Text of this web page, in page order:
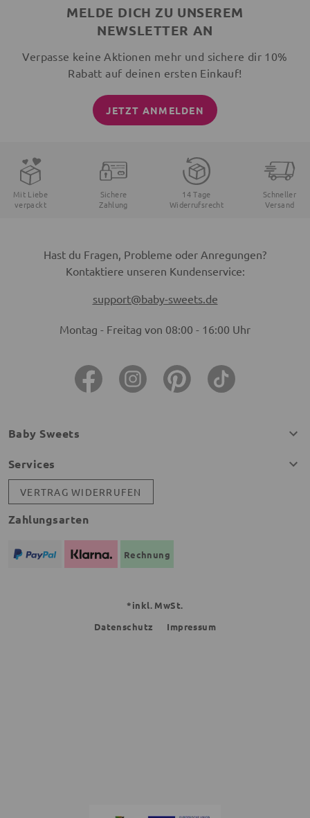
MELDE DICH ZU UNSEREM
NEWSLETTER AN
Verpasse keine Aktionen mehr und sichere dir 10%
Rabatt auf deinen ersten Einkauf!
JETZT ANMELDEN
Mit Liebe
verpackt
Sichere
Zahlung
14 Tage
Widerrufsrecht
Schneller
Versand
Hast du Fragen, Probleme oder Anregungen?
Kontaktiere unseren Kundenservice:
support@baby-sweets.de
Montag - Freitag von 08:00 - 16:00 Uhr
Baby Sweets
Services
VERTRAG WIDERRUFEN
Zahlungsarten
Rechnung
*inkl. MwSt.
Datenschutz
Impressum